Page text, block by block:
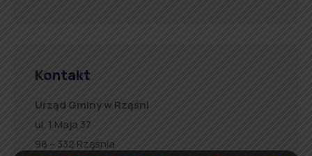
Kontakt
Urząd Gminy w Rząśni
ul. 1 Maja 37
98 – 332 Rząśnia